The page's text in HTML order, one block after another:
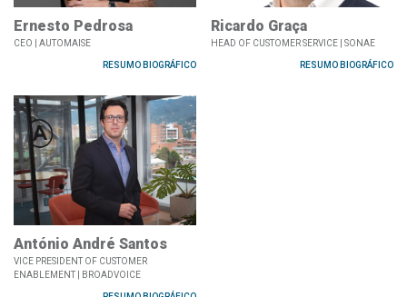
Ernesto Pedrosa
CEO | AUTOMAISE
RESUMO BIOGRÁFICO
Ricardo Graça
HEAD OF CUSTOMER SERVICE | SONAE
RESUMO BIOGRÁFICO
António André Santos
VICE PRESIDENT OF CUSTOMER
ENABLEMENT | BROADVOICE